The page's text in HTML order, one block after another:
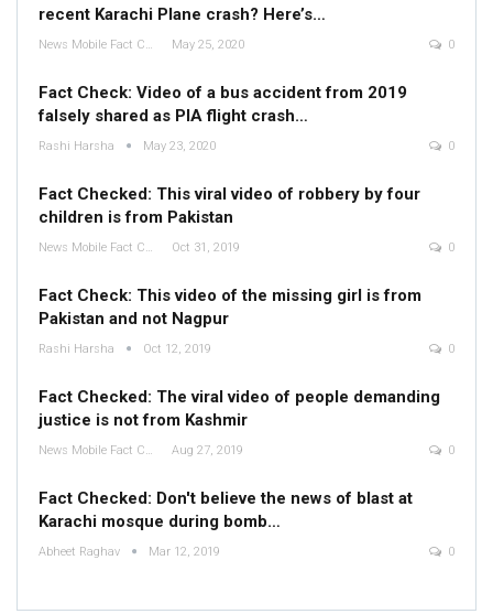
recent Karachi Plane crash? Here’s…
News Mobile Fact Check Bureau May 25, 2020 0
Fact Check: Video of a bus accident from 2019
falsely shared as PIA flight crash…
Rashi Harsha May 23, 2020 0
Fact Checked: This viral video of robbery by four
children is from Pakistan
News Mobile Fact Check Bureau Oct 31, 2019 0
Fact Check: This video of the missing girl is from
Pakistan and not Nagpur
Rashi Harsha Oct 12, 2019 0
Fact Checked: The viral video of people demanding
justice is not from Kashmir
News Mobile Fact Check Bureau Aug 27, 2019 0
Fact Checked: Don't believe the news of blast at
Karachi mosque during bomb…
Abheet Raghav Mar 12, 2019 0